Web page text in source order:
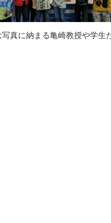
真に納まる亀崎教授や学生